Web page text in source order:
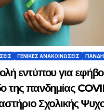
ΓΕΝΙΚΈΣ ΑΝΑΚΟΙΝΏΣΕΙΣ
εντύπου για
της πανδημίας
Σχολικής